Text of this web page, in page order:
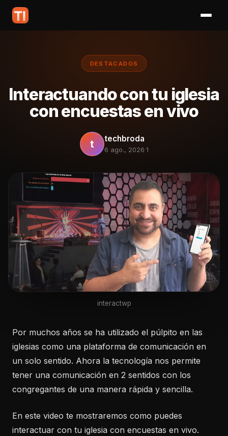
DESTACADOS
Interactuando con tu iglesia
con encuestas en vivo
t techbroda
6 ago., 2026·1
interactwp
Por muchos años se ha utilizado el púlpito en las
iglesias como una plataforma de comunicación en
un solo sentido. Ahora la tecnología nos permite
tener una comunicación en 2 sentidos con los
congregantes de una manera rápida y sencilla.
En este video te mostraremos como puedes
interactuar con tu iglesia con encuestas en vivo.